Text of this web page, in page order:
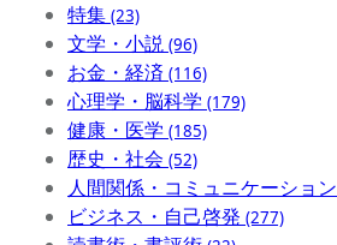
特集 (23)
文学・小説 (96)
お金・経済 (116)
心理学・脳科学 (179)
健康・医学 (185)
歴史・社会 (52)
人間関係・コミュニケーション
ビジネス・自己啓発 (277)